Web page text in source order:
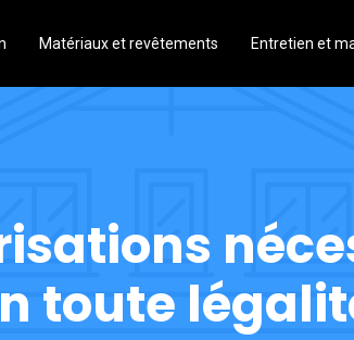
Matériaux et revêtements Entretien et
toute